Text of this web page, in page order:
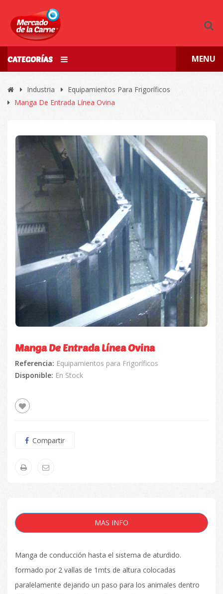
CATEGORÍAS MENU
Industria
Equipamientos Para Frigoríficos
Manga De Entrada Línea Ovina
🔍
Manga De Entrada Línea Ovina
Referencia: Equipamientos para Frigoríficos
Disponible: En Stock
Compartir
MAS INFO
Manga de conducción hasta el sistema de aturdido.
formado por 2 vallas de 1mts de altura colocadas
paralelamente dejando un paso para los animales dentro